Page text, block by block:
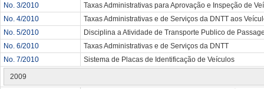
No. 3/2010
Taxas Administrativas para Aprovação e Inspeção de
No. 4/2010
Taxas Administrativas e de Serviços da DNTT aos
No. 5/2010
Disciplina a Atividade de Transporte Publico de
No. 6/2010
Taxas Administrativas e de Serviços da DNTT
No. 7/2010
Sistema de Placas de Identificação de Veículos
2009